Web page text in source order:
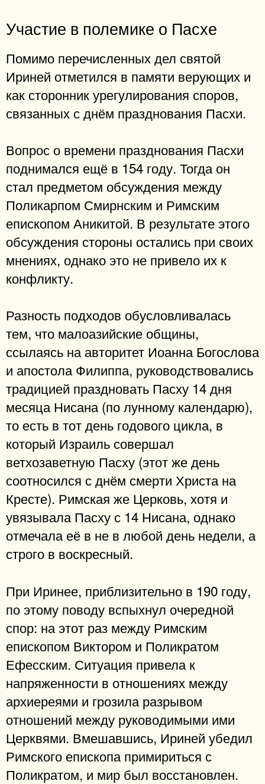
Участие в полемике о Пасхе
Помимо перечисленных дел святой
Ириней отметился в памяти верующих и
как сторонник урегулирования споров,
связанных с днём празднования Пасхи.
Вопрос о времени празднования Пасхи
поднимался ещё в 154 году. Тогда он
стал предметом обсуждения между
Поликарпом Смирнским и Римским
епископом Аникитой. В результате этого
обсуждения стороны остались при своих
мнениях, однако это не привело их к
конфликту.
Разность подходов обусловливалась
тем, что малоазийские общины,
ссылаясь на авторитет Иоанна Богослова
и апостола Филиппа, руководствовались
традицией праздновать Пасху 14 дня
месяца Нисана (по лунному календарю),
то есть в тот день годового цикла, в
который Израиль совершал
ветхозаветную Пасху (этот же день
соотносился с днём смерти Христа на
Кресте). Римская же Церковь, хотя и
увязывала Пасху с 14 Нисана, однако
отмечала её в не в любой день недели, а
строго в воскресный.
При Иринее, приблизительно в 190 году,
по этому поводу вспыхнул очередной
спор: на этот раз между Римским
епископом Виктором и Поликратом
Ефесским. Ситуация привела к
напряженности в отношениях между
архиереями и грозила разрывом
отношений между руководимыми ими
Церквями. Вмешавшись, Ириней убедил
Римского епископа примириться с
Поликратом, и мир был восстановлен.